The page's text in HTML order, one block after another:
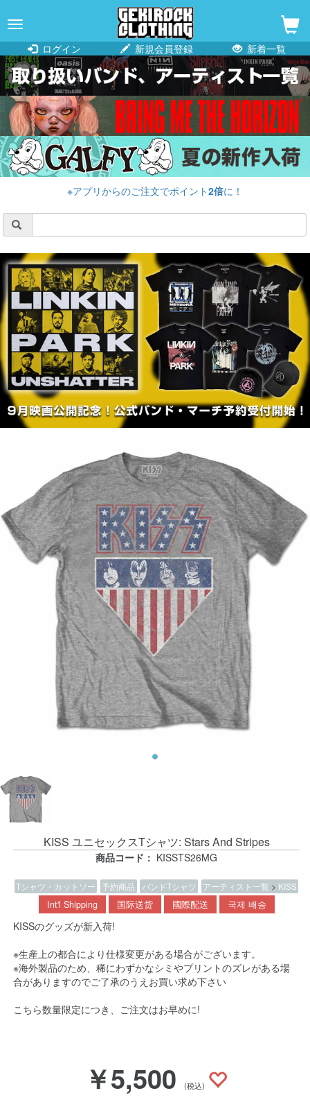
navigation
ログイン
新規会員登録 新着一覧
※アプリからのご注文でポイント2倍に！
KISS ユニセックスTシャツ: Stars And Stripes
商品コード： KISSTS26MG
Tシャツ・カットソー 予約商品 バンドTシャツ アーティスト一覧 > KISS
Int'l Shipping 国际送货 國際配送 국제 배송
KISSのグッズが新入荷!
※生産上の都合により仕様変更がある場合がございます。
※海外製品のため、稀にわずかなシミやプリントのズレがある場
合がありますのでご了承のうえお買い求め下さい
こちら数量限定につき、ご注文はお早めに!
￥5,500 (税込)